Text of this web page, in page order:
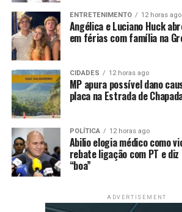
Segundo Jader, a proposta busca
dos casos de golpes telefônicos no
os conhecidos comovishing(phishing
criminosos se passam por
para obter dados pessoais ou
“O problema atinge todos os
celular, independentemente da
localização geográfica”, destacou o
Ele também ressaltou que
estratégias sofisticadas de engenharia
ENTRETENIMENTO 12 horas ago
Angélica e Luciano Huck
em férias com família na
CIDADES 12 horas ago
MP apura possível dano
placa na Estrada de
POLÍTICA 12 horas ago
Abilio elogia médico como
rebate ligação com PT e
“boa”
ADVERTISEMENT